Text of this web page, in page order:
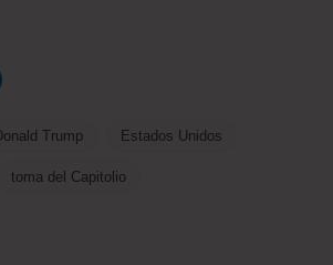
Trump Estados Unidos
toma del Capitolio